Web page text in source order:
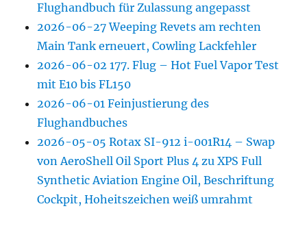
Flughandbuch für Zulassung angepasst
2026-06-27 Weeping Revets am rechten
Main Tank erneuert, Cowling Lackfehler
2026-06-02 177. Flug – Hot Fuel Vapor Test
mit E10 bis FL150
2026-06-01 Feinjustierung des
Flughandbuches
2026-05-05 Rotax SI-912 i-001R14 – Swap
von AeroShell Oil Sport Plus 4 zu XPS Full
Synthetic Aviation Engine Oil, Beschriftung
Cockpit, Hoheitszeichen weiß umrahmt